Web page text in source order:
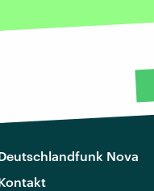
Nova